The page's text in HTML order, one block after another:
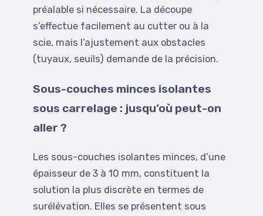
préalable si nécessaire. La découpe
s’effectue facilement au cutter ou à la
scie, mais l’ajustement aux obstacles
(tuyaux, seuils) demande de la précision.
Sous-couches minces isolantes
sous carrelage : jusqu’où peut-on
aller ?
Les sous-couches isolantes minces, d’une
épaisseur de 3 à 10 mm, constituent la
solution la plus discrète en termes de
surélévation. Elles se présentent sous